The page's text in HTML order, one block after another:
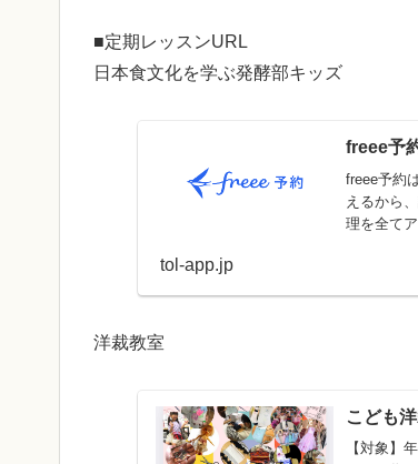
■定期レッスンURL
日本食文化を学ぶ発酵部キッズ
freee予
freee予約
えるから
理を全て
tol-app.jp
洋裁教室
こども
【対象】